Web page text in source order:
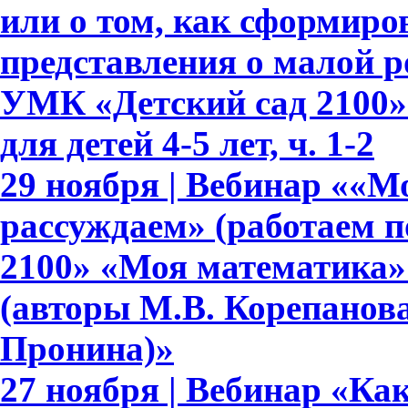
или о том, как
представления о малой
УМК «Детский сад
для детей 4-5 лет, ч. 1-2
29 ноября | Вебинар
рассуждаем» (работаем
2100» «Моя
(авторы М.В.
Пронина)»
27 ноября | Вебинар